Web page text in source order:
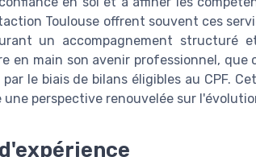
Toulouse offrent souvent ces
un accompagnement structuré
en main son avenir professionnel, que
le biais de bilans éligibles au CPF.
perspective renouvelée sur